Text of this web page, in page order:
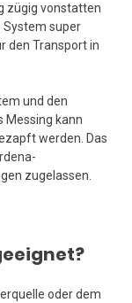
zügig vonstatten
System super
den Transport in
und den
Messing kann
werden. Das
zugelassen.
oder dem